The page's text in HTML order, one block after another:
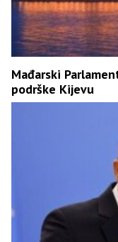
Mađarski
podrške Kijevu